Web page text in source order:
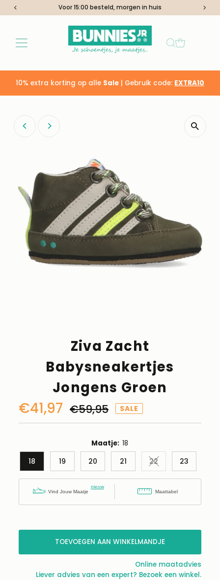
Ga naar inhoudVoor 15:00 besteld, morgen in huis
10% extra korting op alle Sale | Gebruik code: EXTRA10
Ziva Zacht
Babysneakertjes
Jongens Groen
Kortingsprijs
€41,97 Normale
prijs
€59,95 SALE
Maatje: 18
18 19 20 21 22
Variant 23
Vind Jouw Maatje Maattabel
TOEVOEGEN AAN WINKELMANDJE
Online maatadvies
Liever advies van een expert? Bezoek een winkel.